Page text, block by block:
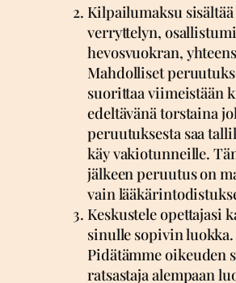
Kilpailumaksu
verryttelyn,
hevosvuokran,
Mahdolliset
suorittaa viimeistään
edeltävänä torstaina
peruutuksesta saa
käy vakiotunneille.
jälkeen peruutus on
vain
Keskustele opettajasi
sinulle sopivin luokka.
Pidätämme oikeuden
ratsastaja alempaan